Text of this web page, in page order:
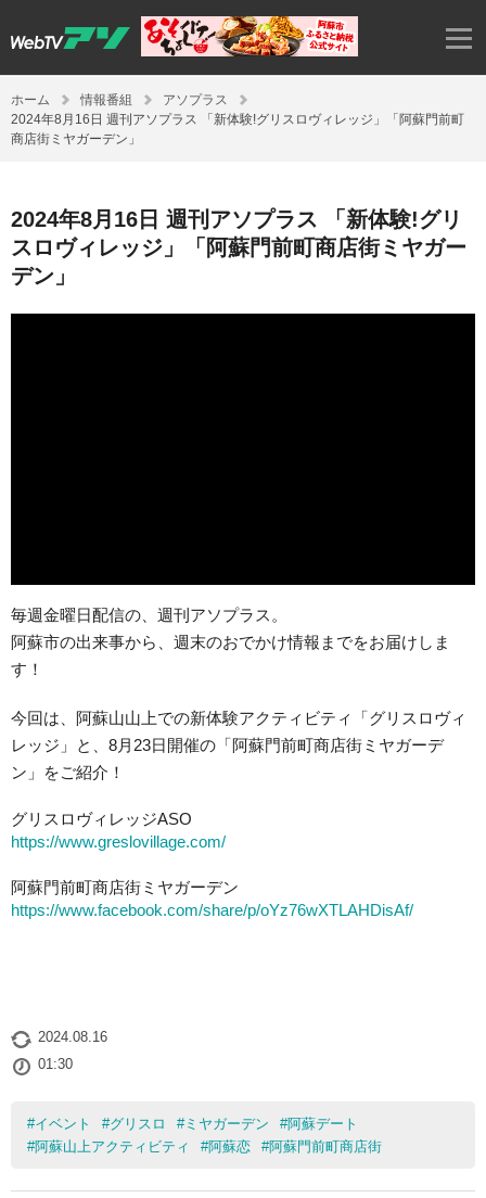
ホーム 情報番組
アソプラス
2024年8月16日 週刊アソプラス 「新体験!グリスロヴィレッジ」「阿蘇門前町
商店街ミヤガーデン」
2024年8月16日 週刊アソプラス 「新体験!グリ
スロヴィレッジ」「阿蘇門前町商店街ミヤガー
デン」
毎週金曜日配信の、週刊アソプラス。
阿蘇市の出来事から、週末のおでかけ情報までをお届けしま
す！
今回は、阿蘇山山上での新体験アクティビティ「グリスロヴィ
レッジ」と、8月23日開催の「阿蘇門前町商店街ミヤガーデ
ン」をご紹介！
グリスロヴィレッジASO
https://www.greslovillage.com/
阿蘇門前町商店街ミヤガーデン
https://www.facebook.com/share/p/oYz76wXTLAHDisAf/
2024.08.16
01:30
#イベント #グリスロ #ミヤガーデン #阿蘇デート
#阿蘇山上アクティビティ #阿蘇恋 #阿蘇門前町商店街